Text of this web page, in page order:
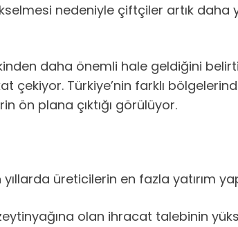
nedeniyle çiftçiler artık
daha önemli hale geldiğini
Türkiye’nin farklı
ön plana çıktığı görülüyor.
üreticilerin en fazla yatırım
olan ihracat talebinin